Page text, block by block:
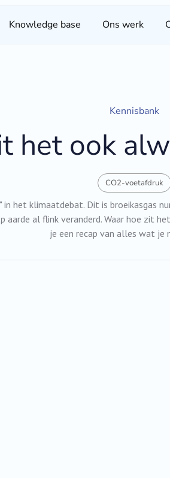
Knowledge base Ons werk
Kennisbank
het ook
CO2-voetafdruk
in het klimaatdebat. Dit is broeikasgas
aarde al flink veranderd. Waar hoe zit
je een recap van alles wat je